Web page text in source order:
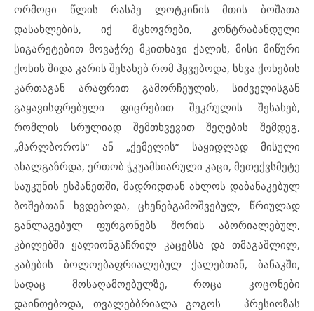
ორმოცი წლის რასპე ლოტკინის მთის ბოშათა
დასახლების, იქ მცხოვრები, კონტრაბანდული
სიგარეტებით მოვაჭრე მკითხავი ქალის, მისი მიწური
ქოხის შიდა კარის შესახებ რომ ჰყვებოდა, სხვა ქოხების
კართაგან არაფრით გამორჩეულის, სიძველისგან
გაყავისფრებული ფიცრებით შეკრულის შესახებ,
რომლის სრულიად შემთხვევით შეღების შემდეგ,
„მარლბოროს“ ან „ქემელის“ საყიდლად მისული
ახალგაზრდა, ერთობ ჭკუამხიარული კაცი, მეთექვსმეტე
საუკუნის ესპანეთში, მადრიდთან ახლოს დაბანაკებულ
ბოშებთან ხვდებოდა, ცხენებგამოშვებულ, წრიულად
განლაგებულ ფურგონებს შორის აბორიალებულ,
კბილებში ყალიონგაჩრილ კაცებსა და თმაგაშლილ,
კაბების ბოლოებაფრიალებულ ქალებთან, ბანაკში,
სადაც მოსაღამოებულზე, როცა კოცონები
დაინთებოდა, თვალებბრიალა გოგოს – პრესიოზას